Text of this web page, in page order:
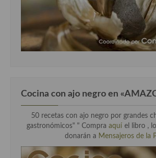
Cocina con ajo negro en
50 recetas con ajo negro por grandes
gastronómicos" " Compra aquí el libro ,
donarán a Mensajeros de la